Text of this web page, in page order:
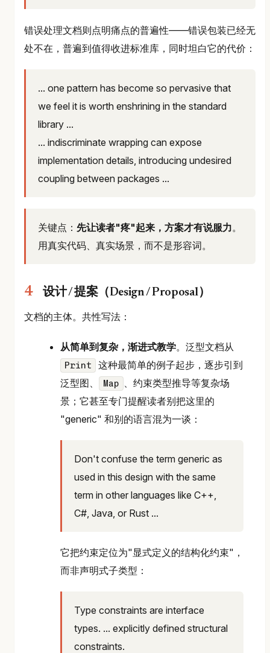
错误处理文档则点明痛点的普遍性——错误包装已经无
处不在，普遍到值得收进标准库，同时坦白它的代价：
... one pattern has become so pervasive that
we feel it is worth enshrining in the standard
library ...
... indiscriminate wrapping can expose
implementation details, introducing undesired
coupling between packages ...
关键点： 先让读者"疼"起来，方案才有说服力。
用真实代码、真实场景，而不是形容词。
设计 / 提案（Design / Proposal）
文档的主体。共性写法：
从简单到复杂，渐进式教学。泛型文档从
Print
这种最简单的例子起步，逐步引到
泛型图、
Map
、约束类型推导等复杂场
景；它甚至专门提醒读者别把这里的
"generic" 和别的语言混为一谈：
Don't confuse the term generic as
used in this design with the same
term in other languages like C++,
C#, Java, or Rust ...
它把约束定位为"显式定义的结构化约束"，
而非声明式子类型：
Type constraints are interface
types. ... explicitly defined structural
constraints.